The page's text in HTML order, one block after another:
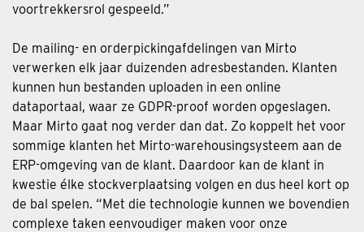
voortrekkersrol gespeeld.”
De mailing- en orderpickingafdelingen van Mirto
verwerken elk jaar duizenden adresbestanden. Klanten
kunnen hun bestanden uploaden in een online
dataportaal, waar ze GDPR-proof worden opgeslagen.
Maar Mirto gaat nog verder dan dat. Zo koppelt het voor
sommige klanten het Mirto-warehousingsysteem aan de
ERP-omgeving van de klant. Daardoor kan de klant in
kwestie élke stockverplaatsing volgen en dus heel kort op
de bal spelen. “Met die technologie kunnen we bovendien
complexe taken eenvoudiger maken voor onze